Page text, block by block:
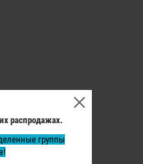
распродажах.
группы